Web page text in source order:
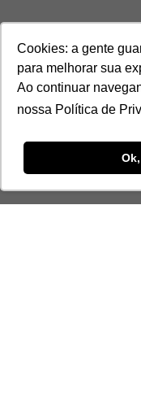
Cookies: a gente
para melhorar sua
Ao continuar
nossa Política de